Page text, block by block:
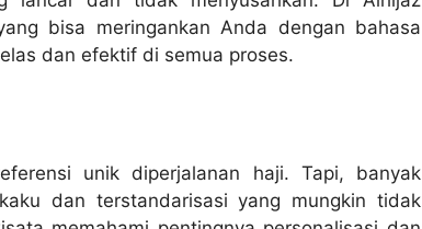
bisa meringankan Anda dengan bahasa
dan efektif di semua proses.
unik diperjalanan haji. Tapi, banyak
dan terstandarisasi yang mungkin tidak